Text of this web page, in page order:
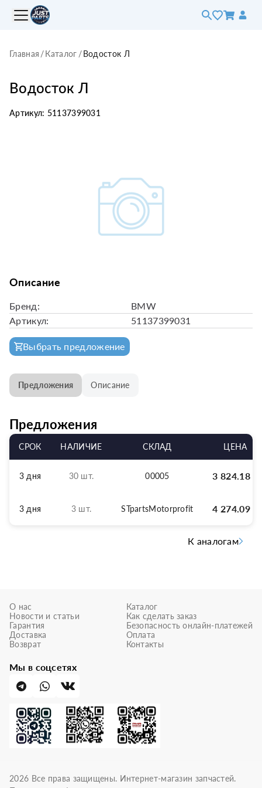
Главная /Каталог /Водосток Л
Водосток Л
Артикул: 51137399031
Описание
Бренд:
BMW
Артикул:
51137399031
Выбрать предложение
Предложения Описание
Предложения
СРОК НАЛИЧИЕ СКЛАД ЦЕНА
3 дня 30 шт. 00005 3 824.18р
3 дня 3 шт. STpartsMotorprofit 4 274.09р
К аналогам
О нас
Новости и статьи
Гарантия
Доставка
Возврат
Каталог
Как сделать заказ
Безопасность онлайн-платежей
Оплата
Контакты
Мы в соцсетях
2026 Все права защищены. Интернет-магазин запчастей.